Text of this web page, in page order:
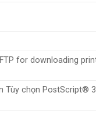
for downloading
Tùy chọn PostScript®